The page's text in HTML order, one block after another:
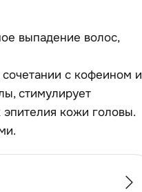
выпадение волос,
с кофеином и
стимулирует
кожи головы.